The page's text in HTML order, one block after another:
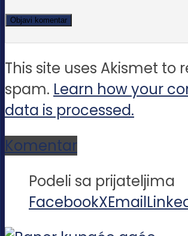
This site uses Akismet to
spam. Learn how your
data is processed.
Komentar
Podeli sa prijateljima
FacebookXEmail